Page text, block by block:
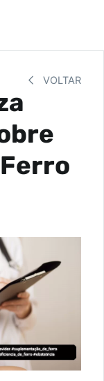
VOLTAR